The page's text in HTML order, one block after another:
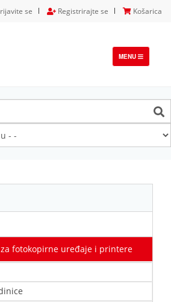
se Registrirajte se Košarica
TOGGLE
NAVIGATION
MENU
fotokopirne uređaje i printere